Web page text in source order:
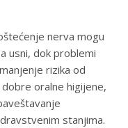
nerva mogu
usni, dok problemi
rizika od
oralne higijene,
stanjima.